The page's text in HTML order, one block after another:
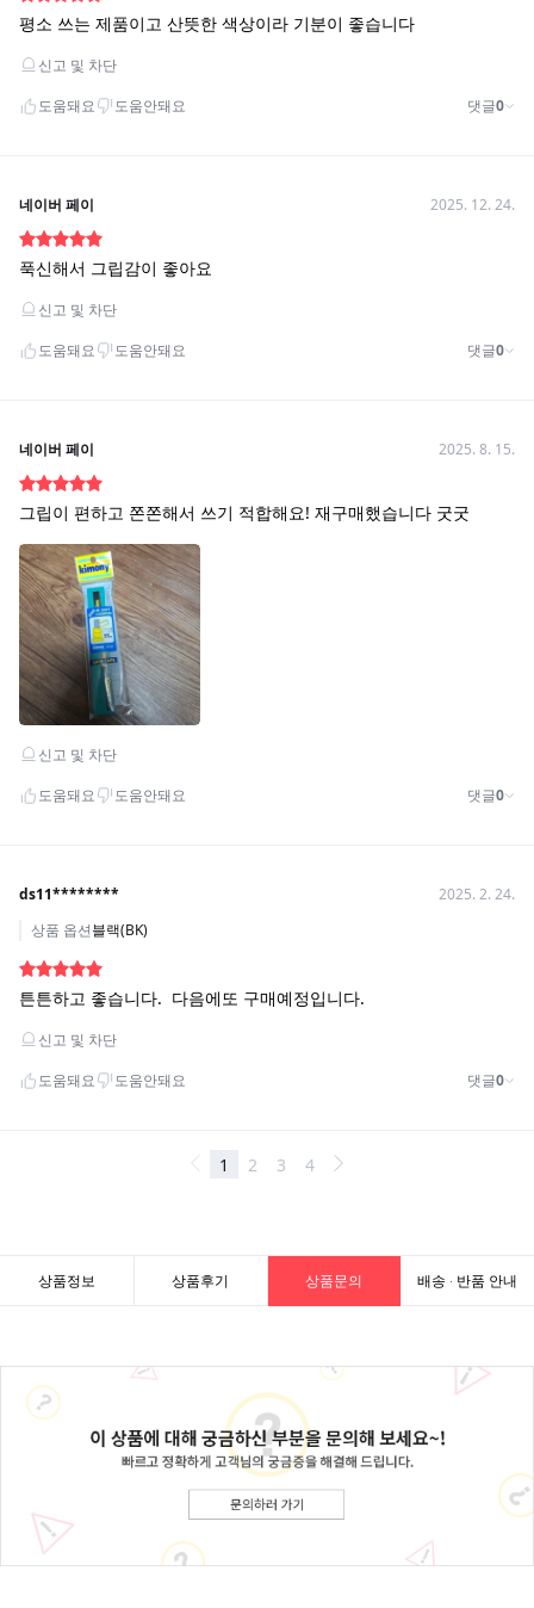
상품정보 상품후기 상품문의 배송 · 반품 안내